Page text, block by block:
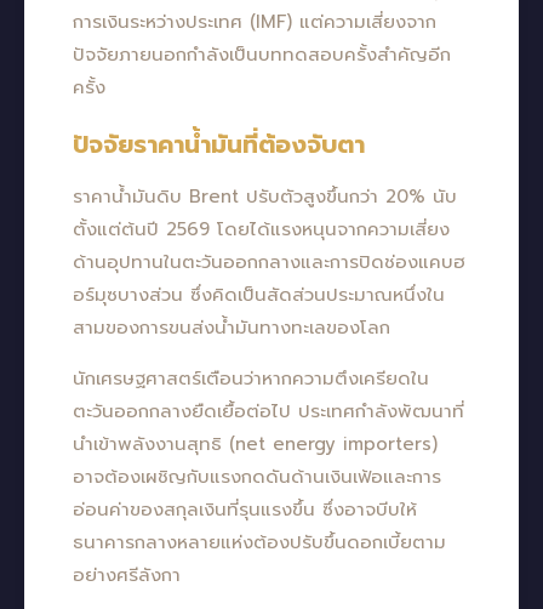
การเงินระหว่างประเทศ (IMF) แต่ความเสี่ยงจาก
ปัจจัยภายนอกกำลังเป็นบททดสอบครั้งสำคัญอีก
ครั้ง
ปัจจัยราคาน้ำมันที่ต้องจับตา
ราคาน้ำมันดิบ Brent ปรับตัวสูงขึ้นกว่า 20% นับ
ตั้งแต่ต้นปี 2569 โดยได้แรงหนุนจากความเสี่ยง
ด้านอุปทานในตะวันออกกลางและการปิดช่องแคบฮ
อร์มุซบางส่วน ซึ่งคิดเป็นสัดส่วนประมาณหนึ่งใน
สามของการขนส่งน้ำมันทางทะเลของโลก
นักเศรษฐศาสตร์เตือนว่าหากความตึงเครียดใน
ตะวันออกกลางยืดเยื้อต่อไป ประเทศกำลังพัฒนาที่
นำเข้าพลังงานสุทธิ (net energy importers)
อาจต้องเผชิญกับแรงกดดันด้านเงินเฟ้อและการ
อ่อนค่าของสกุลเงินที่รุนแรงขึ้น ซึ่งอาจบีบให้
ธนาคารกลางหลายแห่งต้องปรับขึ้นดอกเบี้ยตาม
อย่างศรีลังกา